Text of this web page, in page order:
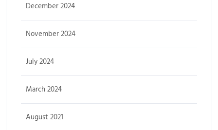
December 2024
November 2024
July 2024
March 2024
August 2021